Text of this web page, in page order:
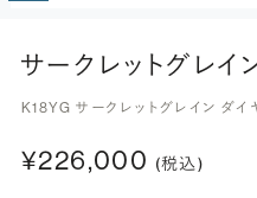
サークレットグレイ
K18YG サークレットグレイン ダ
¥226,000 (税込)